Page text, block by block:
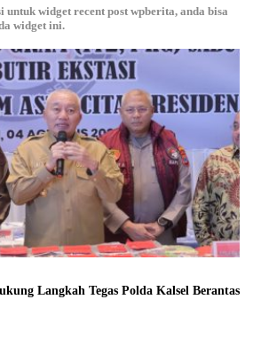
widget recent post wpberita, anda bisa
widget ini.
Langkah Tegas Polda Kalsel Berantas